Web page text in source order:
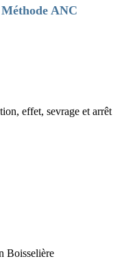
ANC
effet, sevrage et arrêt
Boisselière